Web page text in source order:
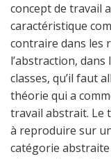
concept de travail
caractéristique
contraire dans les
l’abstraction,
classes, qu’il faut
théorie qui a
travail abstrait. Le
à reproduire sur
catégorie abstraite